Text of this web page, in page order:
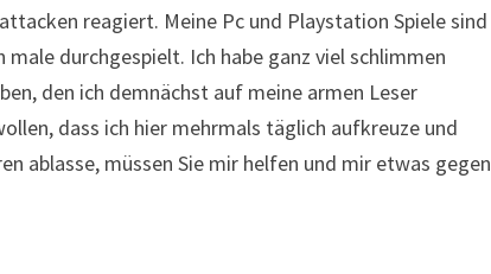
reagiert. Meine Pc und Playstation Spiele sind
durchgespielt. Ich habe ganz viel schlimmen
den ich demnächst auf meine armen Leser
dass ich hier mehrmals täglich aufkreuze und
ablasse, müssen Sie mir helfen und mir etwas gegen